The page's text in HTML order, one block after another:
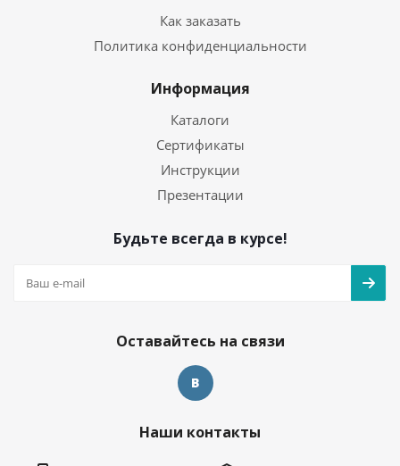
Как заказать
Политика конфиденциальности
Информация
Каталоги
Сертификаты
Инструкции
Презентации
Будьте всегда в курсе!
Оставайтесь на связи
Наши контакты